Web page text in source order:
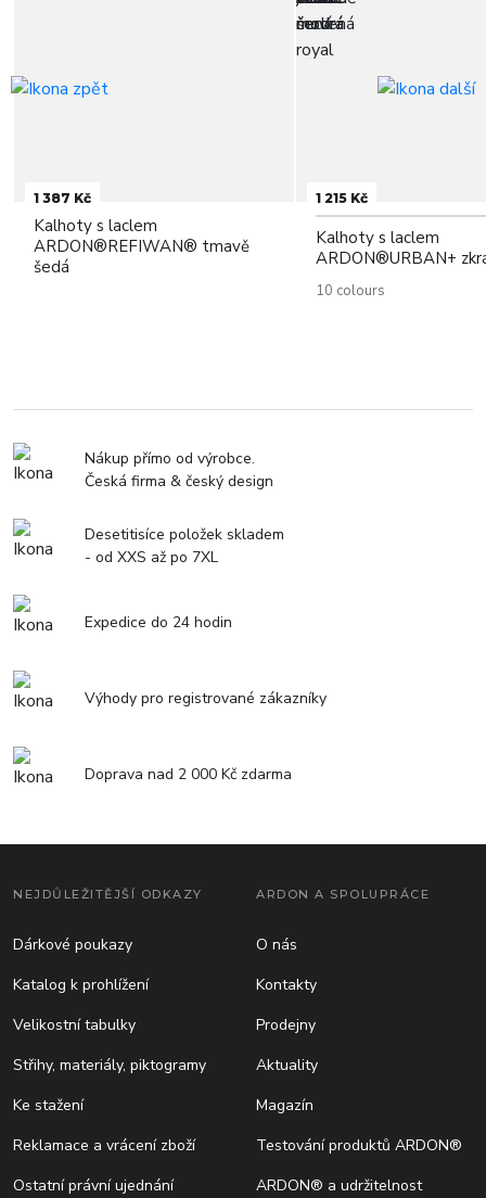
1 387 Kč
Kalhoty s laclem
ARDON®REFIWAN® tmavě
šedá
1 215 Kč
Kalhoty s laclem
ARDON®URBAN+
10 colours
Nákup přímo od výrobce.
Česká firma & český design
Desetitisíce položek skladem
- od XXS až po 7XL
Expedice do 24 hodin
Výhody pro registrované zákazníky
Doprava nad 2 000 Kč zdarma
NEJDŮLEŽITĚJŠÍ ODKAZY
Dárkové poukazy
Katalog k prohlížení
Velikostní tabulky
Střihy, materiály, piktogramy
Ke stažení
Reklamace a vrácení zboží
Ostatní právní ujednání
ARDON A SPOLUPRÁCE
O nás
Kontakty
Prodejny
Aktuality
Magazín
Testování produktů ARDON®
ARDON® a udržitelnost